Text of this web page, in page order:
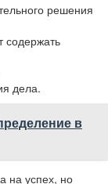
решения
содержать
дела.
в
на успех, но